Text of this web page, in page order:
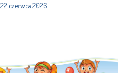
22 czerwca 2026